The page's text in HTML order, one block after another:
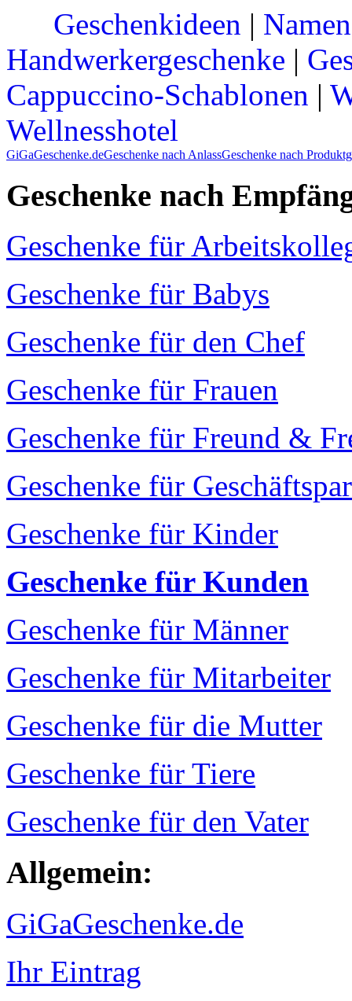
Geschenkideen |
Handwerkergeschenke |
Cappuccino-Schablonen |
Wellnesshotel
GiGaGeschenke.deGeschenke nach AnlassGeschenke nach
Geschenke nach
Geschenke für
Geschenke für Babys
Geschenke für den Chef
Geschenke für Frauen
Geschenke für Freund &
Geschenke für
Geschenke für Kinder
Geschenke für Kunden
Geschenke für Männer
Geschenke für Mitarbeiter
Geschenke für die Mutter
Geschenke für Tiere
Geschenke für den Vater
Allgemein:
GiGaGeschenke.de
Ihr Eintrag